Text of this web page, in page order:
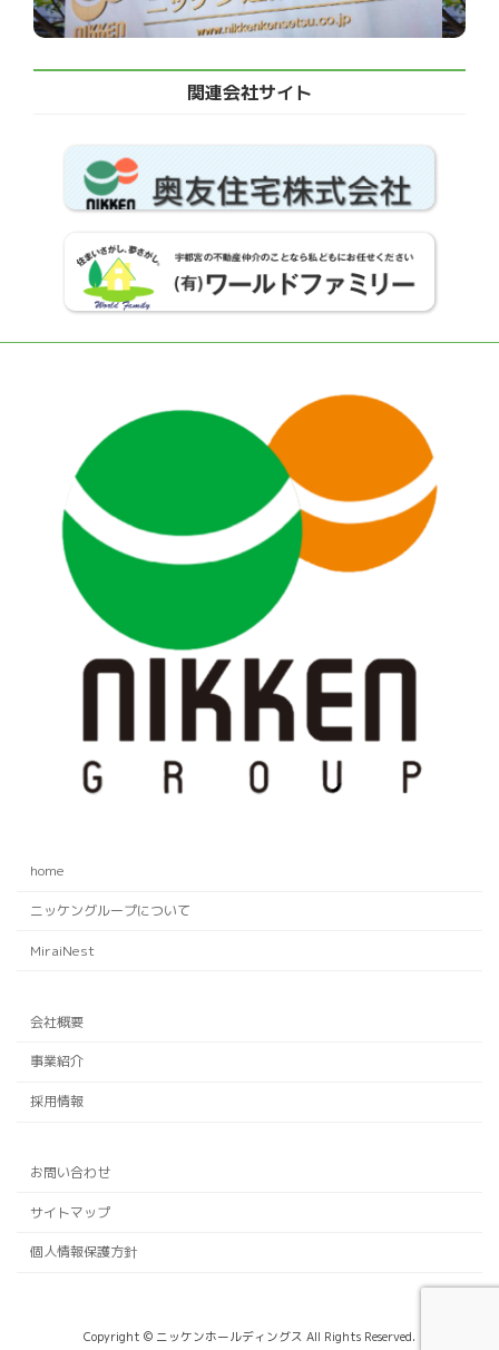
関連会社サイト
home
ニッケングループについて
MiraiNest
会社概要
事業紹介
採用情報
お問い合わせ
サイトマップ
個人情報保護方針
Copyright © ニッケンホールディングス All Rights Reserved.